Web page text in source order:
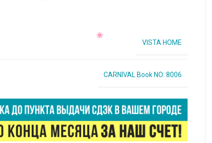
VISTA HOME
CARNIVAL Book NO: 8006